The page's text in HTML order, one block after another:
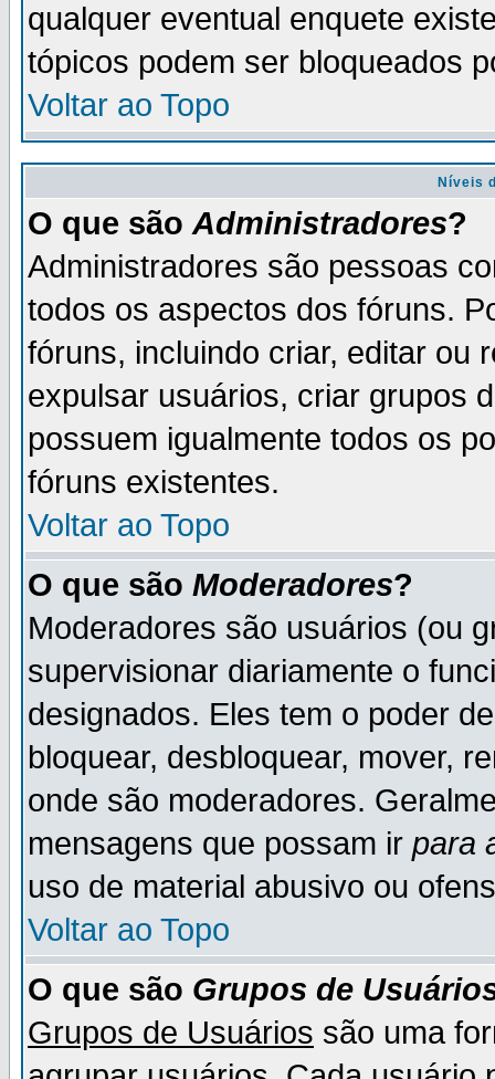
qualquer eventual enquete
tópicos podem ser bloqueados
Voltar ao Topo
Níveis
O que são Administradores?
Administradores são pessoas
todos os aspectos dos fóruns.
fóruns, incluindo criar, editar ou
expulsar usuários, criar grupos
possuem igualmente todos os
fóruns existentes.
Voltar ao Topo
O que são Moderadores?
Moderadores são usuários (ou
supervisionar diariamente o
designados. Eles tem o poder
bloquear, desbloquear, mover,
onde são moderadores.
mensagens que possam ir para
uso de material abusivo ou
Voltar ao Topo
O que são Grupos de
Grupos de Usuários são uma